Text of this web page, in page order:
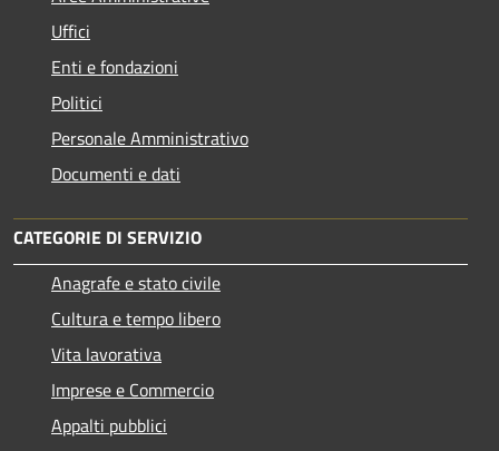
Uffici
Enti e fondazioni
Politici
Personale Amministrativo
Documenti e dati
CATEGORIE DI SERVIZIO
Anagrafe e stato civile
Cultura e tempo libero
Vita lavorativa
Imprese e Commercio
Appalti pubblici